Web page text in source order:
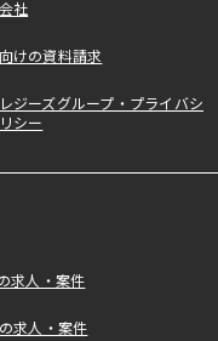
社
けの資料請求
ジーズグループ・プライバシ
シー
求人・案件
求人・案件